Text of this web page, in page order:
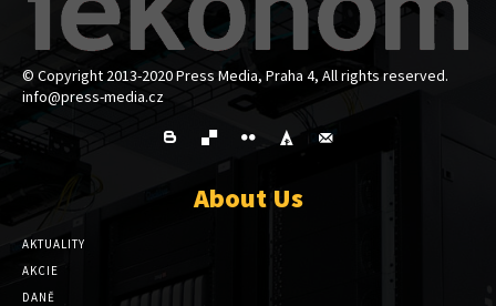
© Copyright 2013-2020 Press Media, Praha 4, All rights reserved.
info@press-media.cz
About Us
AKTUALITY
AKCIE
DANĚ